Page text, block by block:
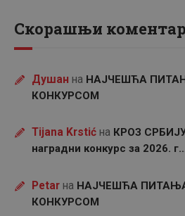
Скорашњи
Душан на НАЈЧЕШЋА
КОНКУРСОМ
Tijana Krstićна КРОЗ
наградни конкурс за 2026.
Petarна НАЈЧЕШЋА
КОНКУРСОМ